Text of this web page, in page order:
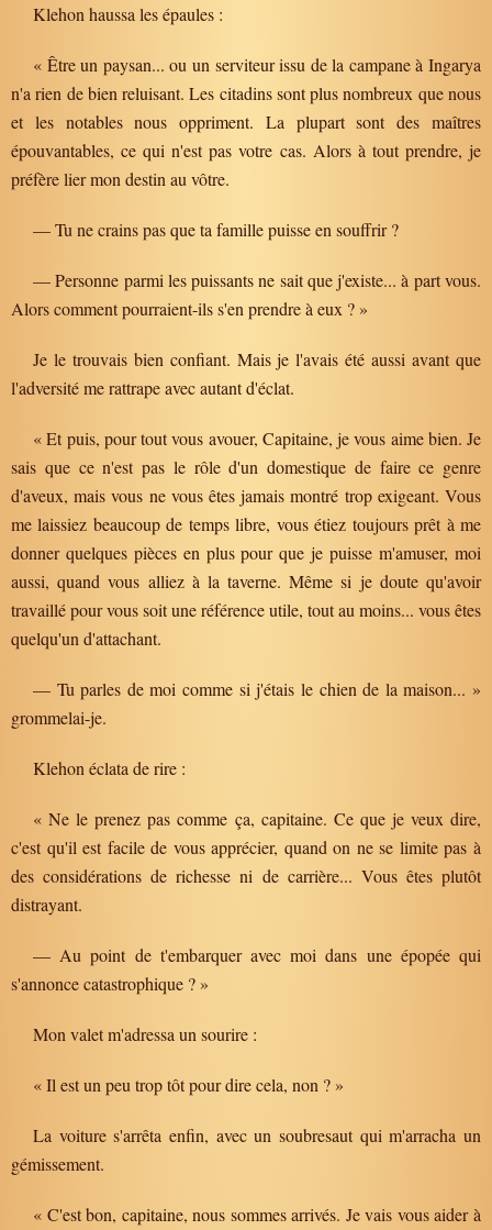
Klehon haussa les épaules :
« Être un paysan... ou un serviteur issu de la campane à Ingarya
n'a rien de bien reluisant. Les citadins sont plus nombreux que nous
et les notables nous oppriment. La plupart sont des maîtres
épouvantables, ce qui n'est pas votre cas. Alors à tout prendre, je
préfère lier mon destin au vôtre.
— Tu ne crains pas que ta famille puisse en souffrir ?
— Personne parmi les puissants ne sait que j'existe... à part vous.
Alors comment pourraient-ils s'en prendre à eux ? »
Je le trouvais bien confiant. Mais je l'avais été aussi avant que
l'adversité me rattrape avec autant d'éclat.
« Et puis, pour tout vous avouer, Capitaine, je vous aime bien. Je
sais que ce n'est pas le rôle d'un domestique de faire ce genre
d'aveux, mais vous ne vous êtes jamais montré trop exigeant. Vous
me laissiez beaucoup de temps libre, vous étiez toujours prêt à me
donner quelques pièces en plus pour que je puisse m'amuser, moi
aussi, quand vous alliez à la taverne. Même si je doute qu'avoir
travaillé pour vous soit une référence utile, tout au moins... vous êtes
quelqu'un d'attachant.
— Tu parles de moi comme si j'étais le chien de la maison... »
grommelai-je.
Klehon éclata de rire :
« Ne le prenez pas comme ça, capitaine. Ce que je veux dire,
c'est qu'il est facile de vous apprécier, quand on ne se limite pas à
des considérations de richesse ni de carrière... Vous êtes plutôt
distrayant.
— Au point de t'embarquer avec moi dans une épopée qui
s'annonce catastrophique ? »
Mon valet m'adressa un sourire :
« Il est un peu trop tôt pour dire cela, non ? »
La voiture s'arrêta enfin, avec un soubresaut qui m'arracha un
gémissement.
« C'est bon, capitaine, nous sommes arrivés. Je vais vous aider à